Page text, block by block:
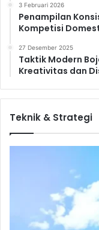
3 Februari 2026
Penampilan
Kompetisi
27 Desember 2025
Taktik Modern
Kreativitas dan
Teknik & Strategi